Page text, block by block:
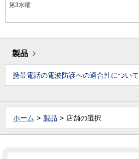
第3水曜
製品
携帯電話の電波防護への適合性について
ホーム 製品 店舗の選択